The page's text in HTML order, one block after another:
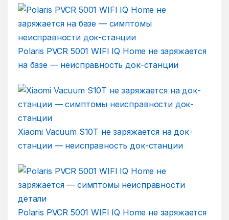
Polaris PVCR 5001 WIFI IQ Home не заряжается
на базе — неисправность док-станции
Xiaomi Vacuum S10T не заряжается на док-
станции — неисправность док-станции
Polaris PVCR 5001 WIFI IQ Home не заряжается